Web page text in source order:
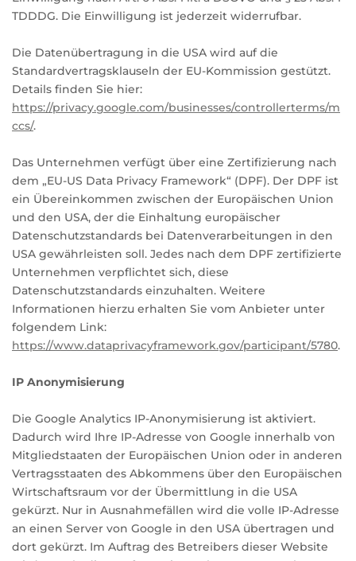
TDDDG. Die Einwilligung ist jederzeit widerrufbar.
Die Datenübertragung in die USA wird auf die
Standardvertragsklauseln der EU-Kommission gestützt.
Details finden Sie hier:
https://privacy.google.com/businesses/controllerterms/m
ccs/.
Das Unternehmen verfügt über eine Zertifizierung nach
dem „EU-US Data Privacy Framework“ (DPF). Der DPF ist
ein Übereinkommen zwischen der Europäischen Union
und den USA, der die Einhaltung europäischer
Datenschutzstandards bei Datenverarbeitungen in den
USA gewährleisten soll. Jedes nach dem DPF zertifizierte
Unternehmen verpflichtet sich, diese
Datenschutzstandards einzuhalten. Weitere
Informationen hierzu erhalten Sie vom Anbieter unter
folgendem Link:
https://www.dataprivacyframework.gov/participant/5780.
IP Anonymisierung
Die Google Analytics IP-Anonymisierung ist aktiviert.
Dadurch wird Ihre IP-Adresse von Google innerhalb von
Mitgliedstaaten der Europäischen Union oder in anderen
Vertragsstaaten des Abkommens über den Europäischen
Wirtschaftsraum vor der Übermittlung in die USA
gekürzt. Nur in Ausnahmefällen wird die volle IP-Adresse
an einen Server von Google in den USA übertragen und
dort gekürzt. Im Auftrag des Betreibers dieser Website